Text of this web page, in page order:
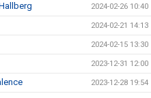
2024-02-26 10:40
2024-02-21 14:13
2024-02-15 13:30
2023-12-31 12:00
2023-12-28 19:54